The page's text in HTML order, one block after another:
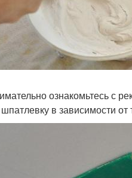
ознакомьтесь с
в зависимости от